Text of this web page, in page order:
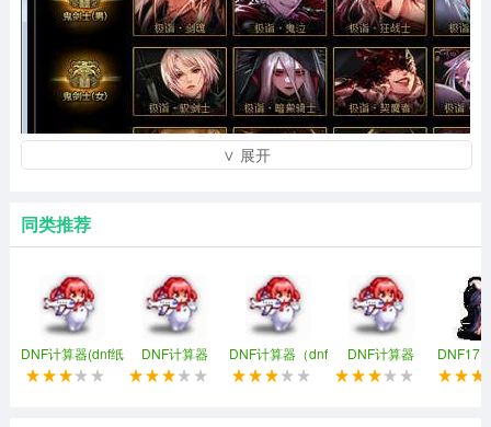
∨ 展开
同类推荐
DNF计算器(dnf纸
飞机计算器)
DNF计算器
DNF计算器（dnf
纸飞机计算器）
DNF计算器
（DNF17173）
计